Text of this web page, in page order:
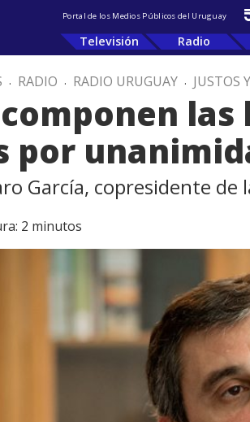
Portal de los Medios Públicos del Uruguay
Televisión Radio
. RADIO . RADIO URUGUAY . JUSTOS
por
García, copresidente
2 minutos